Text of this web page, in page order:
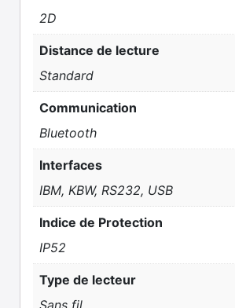
2D
Distance de lecture
Standard
Communication
Bluetooth
Interfaces
IBM, KBW, RS232, USB
Indice de Protection
IP52
Type de lecteur